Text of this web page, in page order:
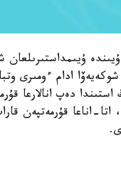
ۇيىمداستىرىلعان
شوكەيەۆا ادام ءومىرى
استىندا دەپ انالارعا
اتا-اناعا قۇرمەتپەن